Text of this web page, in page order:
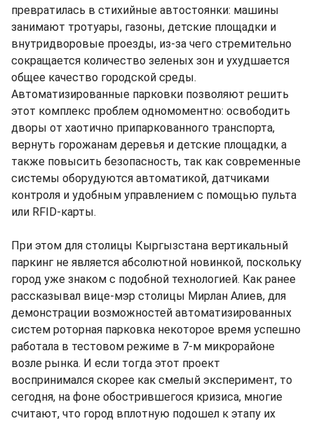
превратилась в стихийные автостоянки: машины
занимают тротуары, газоны, детские площадки и
внутридворовые проезды, из-за чего стремительно
сокращается количество зеленых зон и ухудшается
общее качество городской среды.
Автоматизированные парковки позволяют решить
этот комплекс проблем одномоментно: освободить
дворы от хаотично припаркованного транспорта,
вернуть горожанам деревья и детские площадки, а
также повысить безопасность, так как современные
системы оборудуются автоматикой, датчиками
контроля и удобным управлением с помощью пульта
или RFID-карты.
При этом для столицы Кыргызстана вертикальный
паркинг не является абсолютной новинкой, поскольку
город уже знаком с подобной технологией. Как ранее
рассказывал вице-мэр столицы Мирлан Алиев, для
демонстрации возможностей автоматизированных
систем роторная парковка некоторое время успешно
работала в тестовом режиме в 7-м микрорайоне
возле рынка. И если тогда этот проект
воспринимался скорее как смелый эксперимент, то
сегодня, на фоне обострившегося кризиса, многие
считают, что город вплотную подошел к этапу их